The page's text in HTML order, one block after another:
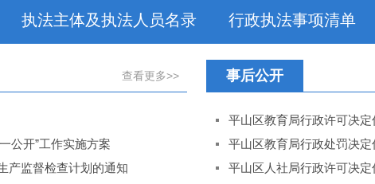
执法主体及执法人员名录 行政执法事项清单
查看更多>>
公开”工作实施方案
产监督检查计划的通知
事后公开
平山区教育局行政许可决
平山区教育局行政处罚决
平山区人社局行政许可决定